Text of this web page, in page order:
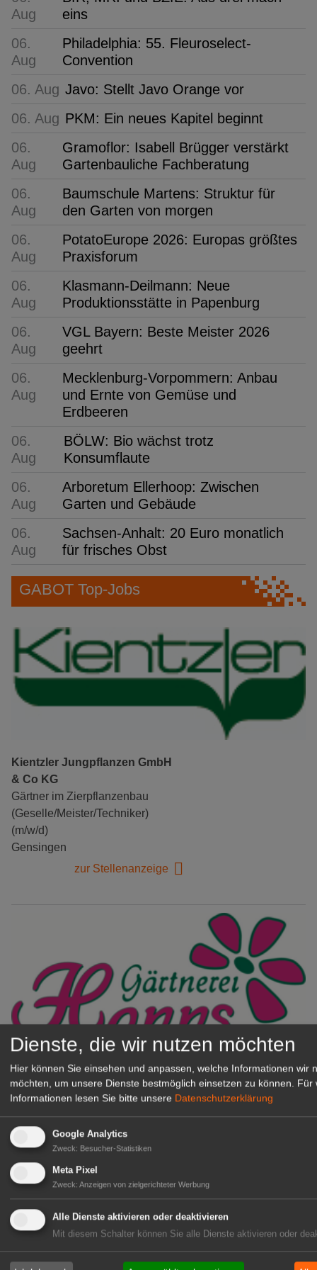
Aug
eins
06.
Aug
Philadelphia: 55. Fleuroselect-
Convention
06. Aug Javo: Stellt Javo Orange vor
06. Aug PKM: Ein neues Kapitel beginnt
06.
Aug
Gramoflor: Isabell Brügger verstärkt
Gartenbauliche Fachberatung
06.
Aug
Baumschule Martens: Struktur für
den Garten von morgen
06.
Aug
PotatoEurope 2026: Europas größtes
Praxisforum
06.
Aug
Klasmann-Deilmann: Neue
Produktionsstätte in Papenburg
06.
Aug
VGL Bayern: Beste Meister 2026
geehrt
06.
Aug
Mecklenburg-Vorpommern: Anbau
und Ernte von Gemüse und
Erdbeeren
06.
Aug
BÖLW: Bio wächst trotz
Konsumflaute
06.
Aug
Arboretum Ellerhoop: Zwischen
Garten und Gebäude
06.
Aug
Sachsen-Anhalt: 20 Euro monatlich
für frisches Obst
GABOT Top-Jobs
Kientzler Jungpflanzen GmbH
& Co KG
Gärtner im Zierpflanzenbau
(Geselle/Meister/Techniker)
(m/w/d)
Gensingen
zur Stellenanzeige
Gärtnerei Hanns
Mitarbeiter (m/w/d) für unsere
Logistikhalle
Herongen
zur Stellenanzeige
GABOT Immobilienangebote
1A-Lage, ihre Chance in der
Repräsentative Immobilie für
Dienste, die wir nutzen möchten
Hier können Sie einsehen und anpassen, welche Informationen wir
möchten, um unsere Dienste bestmöglich einsetzen zu können. Für
Informationen lesen Sie bitte unsere Datenschutzerklärung
Google Analytics
Zweck: Besucher-Statistiken
Meta Pixel
Zweck: Anzeigen von zielgerichteter Werbung
Alle Dienste aktivieren oder deaktivieren
Mit diesem Schalter können Sie alle Dienste aktivieren oder